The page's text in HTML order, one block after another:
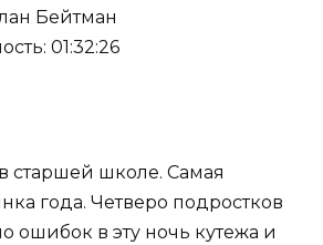
Бейтман
01:32:26
старшей школе. Самая
года. Четверо подростков
ошибок в эту ночь кутежа и